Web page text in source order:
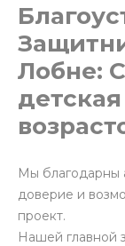
Лобне:
Мы благодарны
доверие и
проект.
Нашей главной